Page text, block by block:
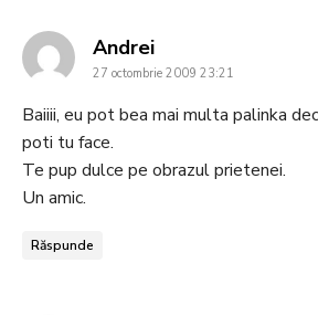
Andreisays:
27 octombrie 2009 23:21
Baiiii, eu pot bea mai multa palinka
poti tu face.
Te pup dulce pe obrazul prietenei.
Un amic.
Răspunde